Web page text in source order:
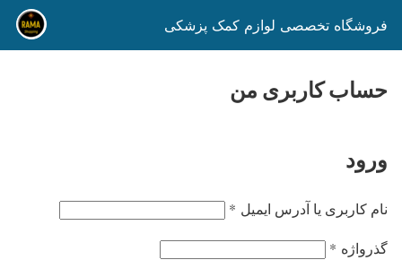
فروشگاه تخصصی لوازم کمک پزشکی
حساب کاربری من
ورود
نام کاربری یا آدرس ایمیل *
گذرواژه *